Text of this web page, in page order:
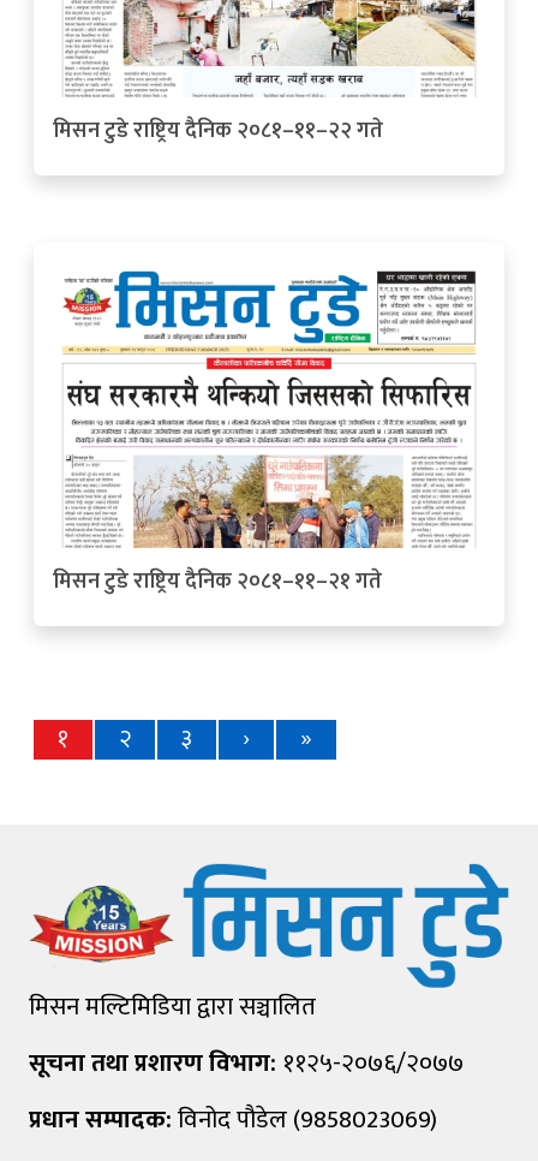
मिसन टुडे राष्ट्रिय दैनिक २०८१–११–२२ गते
मिसन टुडे राष्ट्रिय दैनिक २०८१–११–२१ गते
१ २ ३ › »
मिसन मल्टिमिडिया द्वारा सञ्चालित
सूचना तथा प्रशारण विभाग: ११२५-२०७६/२०७७
प्रधान सम्पादक:विनोद पौडेल (9858023069)